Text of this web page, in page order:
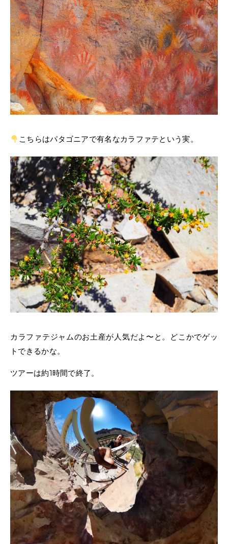
こちらはパタゴニアで有名なカラファテという実。
カラファテジャムのお土産が人気だよ〜と。どこかでゲッ
トできるかな。
ツアーは約1時間で終了。